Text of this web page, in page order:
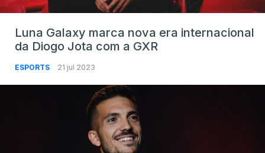
Luna Galaxy marca nova era internacional
da Diogo Jota com a GXR
ESPORTS 21 jul 2023